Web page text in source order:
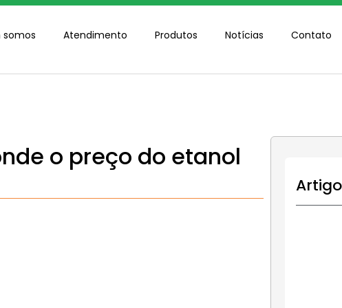
Atendimento Produtos Notícias Contato
o preço do etanol